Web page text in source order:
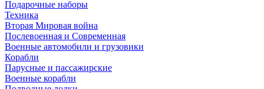
Подарочные наборы
Техника
Вторая Мировая война
Послевоенная и Современная
Военные автомобили и грузовики
Корабли
Парусные и пассажирские
Военные корабли